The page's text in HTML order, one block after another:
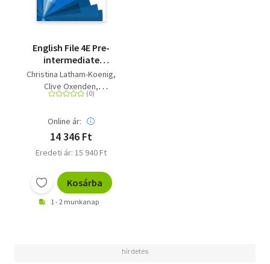
English File 4E Pre-
intermediate
Student's Book +
Digital Pack
Christina Latham-Koenig
Clive Oxenden
Lambert, Jerry
Seligson
Online ár:
14 346 Ft
Eredeti ár: 15 940 Ft
Kosárba
1 - 2 munkanap